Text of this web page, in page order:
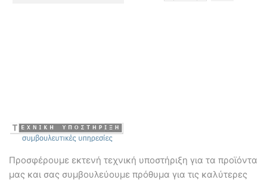
Προσφέρουμε εκτενή τεχνική υποστήριξη για τα προϊόντα
μας και σας συμβουλεύουμε πρόθυμα για τις καλύτερες